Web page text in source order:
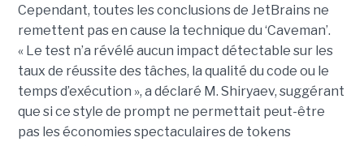
Cependant, toutes les conclusions de JetBrains ne
remettent pas en cause la technique du ‘Caveman’.
« Le test n’a révélé aucun impact détectable sur les
taux de réussite des tâches, la qualité du code ou le
temps d’exécution », a déclaré M. Shiryaev, suggérant
que si ce style de prompt ne permettait peut-être
pas les économies spectaculaires de tokens